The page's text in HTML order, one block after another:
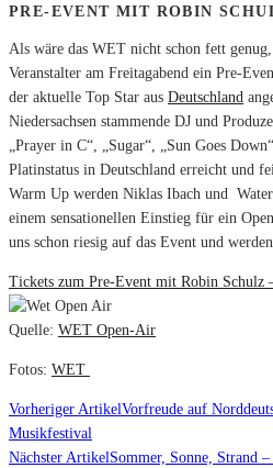
PRE-EVENT MIT ROBIN
Als wäre das WET nicht schon fett
Veranstalter am Freitagabend ein Pre-
der aktuelle Top Star aus Deutschland
Niedersachsen stammende DJ und
„Prayer in C“, „Sugar“, „Sun Goes
Platinstatus in Deutschland erreicht und
Warm Up werden Niklas Ibach und
einem sensationellen Einstieg für ein
uns schon riesig auf das Event und
Tickets zum Pre-Event mit Robin Schulz
Quelle: WET Open-Air
Fotos: WET
Vorheriger ArtikelVorfreude auf
Musikfestival
Nächster ArtikelSommer, Sonne, Strand